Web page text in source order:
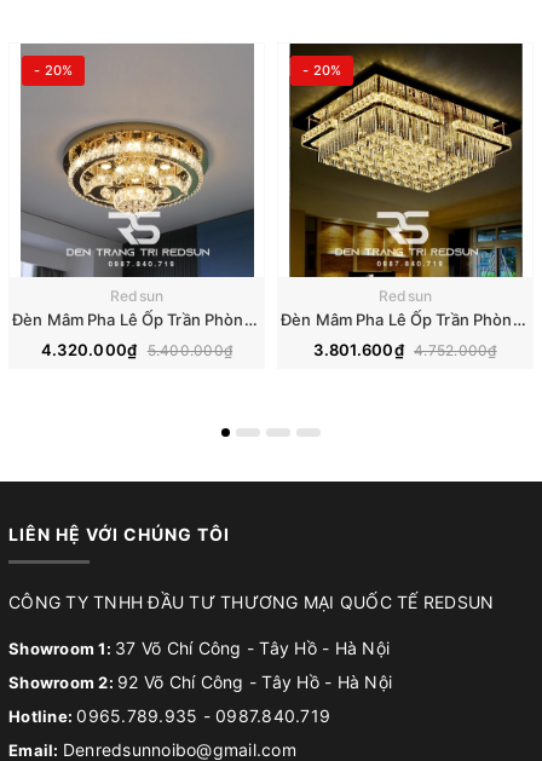
- 20%
Redsun
Đèn Mâm Pha Lê Ốp Trần Phòng Khách Hiện Đại M9210
4.320.000₫ 5.400.000₫
- 20%
Redsun
Đèn Mâm Pha Lê Ốp Trần Phòng Khách Hiện Đại M9196
3.801.600₫ 4.752.000₫
LIÊN HỆ VỚI CHÚNG TÔI
CÔNG TY TNHH ĐẦU TƯ THƯƠNG MẠI QUỐC TẾ REDSUN
Showroom 1: 37 Võ Chí Công - Tây Hồ - Hà Nội
Showroom 2: 92 Võ Chí Công - Tây Hồ - Hà Nội
Hotline:0965.789.935 - 0987.840.719
Email: Denredsunnoibo@gmail.com